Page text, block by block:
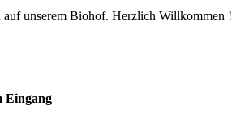
unserem Biohof. Herzlich Willkommen !
Eingang